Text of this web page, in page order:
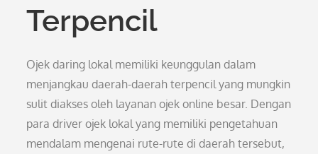
Terpencil
Ojek daring lokal memiliki keunggulan dalam
menjangkau daerah-daerah terpencil yang mungkin
sulit diakses oleh layanan ojek online besar. Dengan
para driver ojek lokal yang memiliki pengetahuan
mendalam mengenai rute-rute di daerah tersebut,